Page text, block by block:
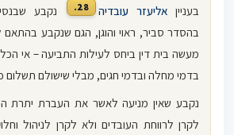
בעניין אליעזר עובדיה 28.
נקבע
בהסדר סביר, ראוי והוגן, הגם שנקבע
מעשה בית דין ביחס לעילות התביעה – אי
בדמי מחלה ובדמי חגים, מבלי שישולם תשלום
נקבע שאין מניעה לאשר את העברת יתרת
לקרן לרווחת העובדים ולא לקרן לניהול